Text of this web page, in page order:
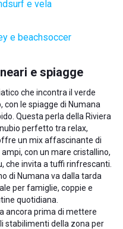
e vela
e beachsoccer
e spiagge
che incontra il verde
con le spiagge di Numana
Questa perla della Riviera
perfetto tra relax,
un mix affascinante di
con un mare cristallino,
che invita a tuffi rinfrescanti.
di Numana va dalla tarda
per famiglie, coppie e
quotidiana.
ancora prima di mettere
stabilimenti della zona per